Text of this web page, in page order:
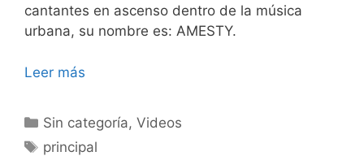
cantantes en ascenso dentro de la música
urbana, su nombre es: AMESTY.
Leer más
Sin categoría,Videos
principal